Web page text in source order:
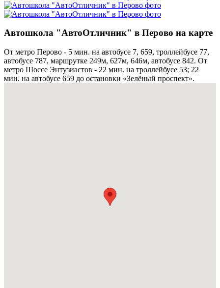
Автошкола "АвтоОтличник" в Перово на карте
От метро Перово - 5 мин. на автобусе 7, 659, троллейбусе 77,
автобусе 787, маршрутке 249м, 627м, 646м, автобусе 842. От
метро Шоссе Энтузиастов - 22 мин. на троллейбусе 53; 22
мин. на автобусе 659 до остановки «Зелёный проспект».